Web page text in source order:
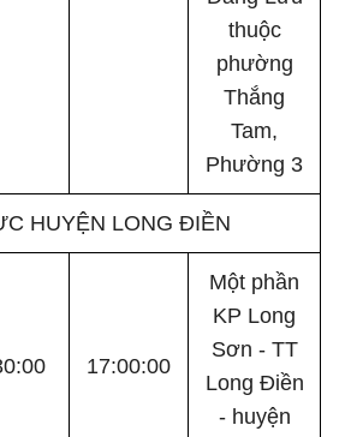
thuộc
phường
Thắng
Tam,
Phường 3
HUYỆN LONG ĐIỀN
17:00:00
Một phần
KP Long
Sơn - TT
Long Điền
- huyện